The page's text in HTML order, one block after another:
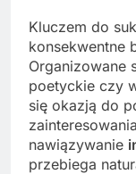
Kluczem do
konsekwentne
Organizowane
poetyckie czy
się okazją do
nawiązywanie
przebiega